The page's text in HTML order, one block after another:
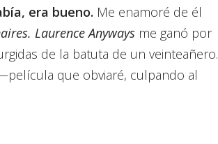
era bueno. Me enamoré de él
Laurence Anyways me ganó por
de la batuta de un veinteañero.
que obviaré, culpando al